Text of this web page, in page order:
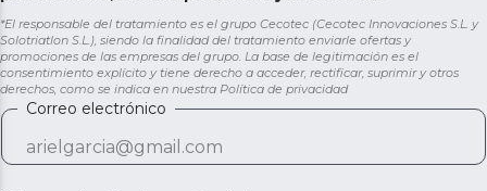
*El responsable del tratamiento es el grupo Cecotec (Cecotec Innovaciones S.L. y
Solotriatlon S.L.), siendo la finalidad del tratamiento enviarle ofertas y
promociones de las empresas del grupo. La base de legitimación es el
consentimiento explícito y tiene derecho a acceder, rectificar, suprimir y otros
derechos, como se indica en nuestra Política de privacidad
Correo electrónico